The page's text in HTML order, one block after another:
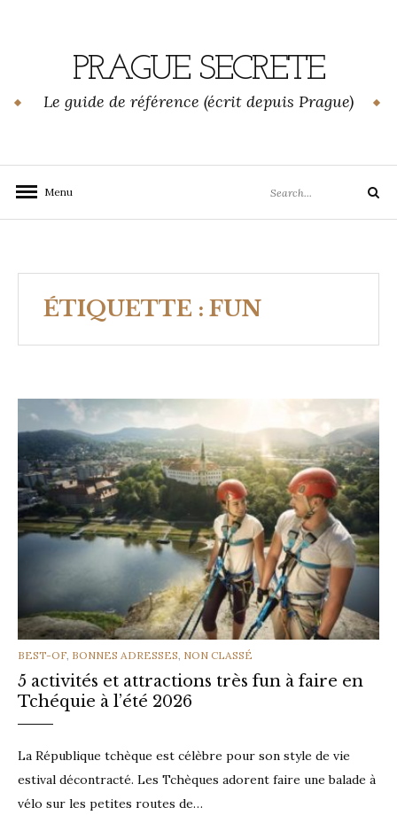
PRAGUE SECRETE
Le guide de référence (écrit depuis Prague)
Menu
for:
Search
ÉTIQUETTE : FUN
CATEGORIES
BEST-OF, BONNES ADRESSES, NON CLASSÉ
5 activités et attractions très fun à faire en
Tchéquie à l’été 2026
La République tchèque est célèbre pour son style de vie
estival décontracté. Les Tchèques adorent faire une balade à
vélo sur les petites routes de…